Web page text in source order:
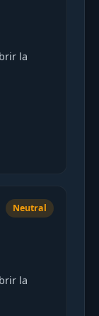
la
Neutral
la